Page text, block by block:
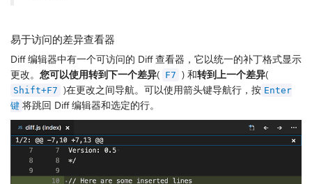
易于访问的差异查看器
Diff 编辑器中有一个可访问的 Diff 查看器，它以统一的补丁格式显示
更改。 您可以使用转到下一个差异( F7 ) 和转到上一个差异(
Shift+F7 )在更改之间导航。可以使用箭头键导航行，按 Enter
键 将跳回 Diff 编辑器和选定的行。